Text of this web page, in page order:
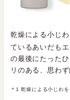
乾燥による小じ
ているあいだも
の最後にたった
リのある、思わ
＊1 乾燥による小じわ